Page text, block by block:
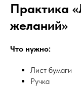
Практика
желаний»
Что нужно:
Лист бумаги
Ручка